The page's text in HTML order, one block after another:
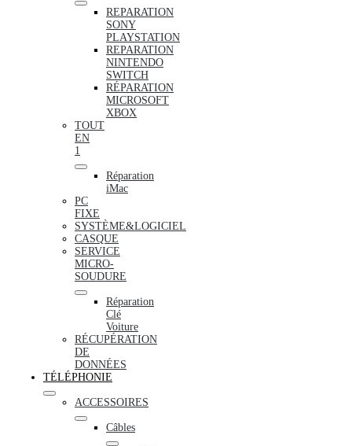
REPARATION
SONY
PLAYSTATION
REPARATION
NINTENDO
SWITCH
RÉPARATION
MICROSOFT
XBOX
TOUT
EN
1
Réparation
iMac
PC
FIXE
SYSTÈME&LOGICIEL
CASQUE
SERVICE
MICRO-
SOUDURE
Réparation
Clé
Voiture
RÉCUPÉRATION
DE
DONNÉES
TÉLÉPHONIE
ACCESSOIRES
Câbles